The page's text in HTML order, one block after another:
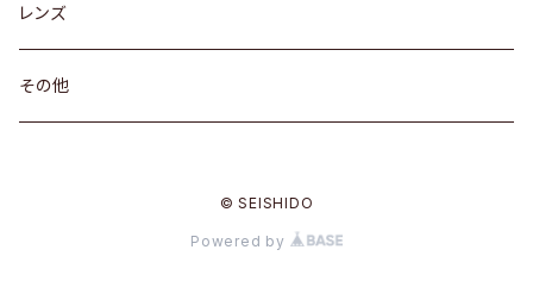
18cm×13cm
グラスコード
メガネケース
レンズ
その他
© SEISHIDO
Powered by